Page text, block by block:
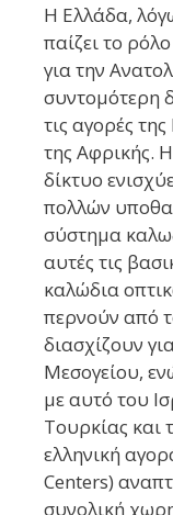
Η Ελλάδα,
παίζει το
για την
συντομότερη
τις αγορές
της Αφρικής.
δίκτυο
πολλών
σύστημα
αυτές τις
καλώδια
περνούν από
διασχίζουν
Μεσογείου,
με αυτό του
Τουρκίας και
ελληνική
Centers)
συνολική